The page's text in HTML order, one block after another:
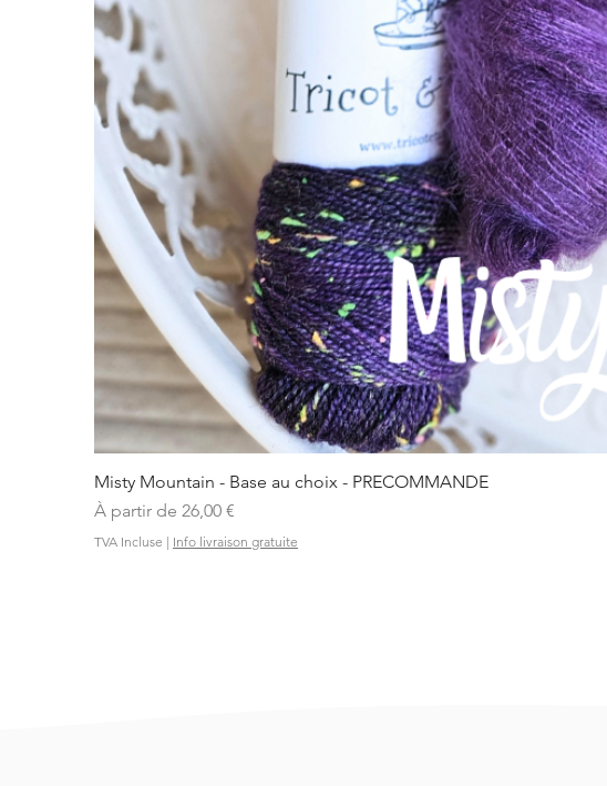
Misty Mountain - Base au choix - PRECOMMANDE
À partir de 26,00 €
Prix promotionnel
TVA Incluse | Info livraison gratuite